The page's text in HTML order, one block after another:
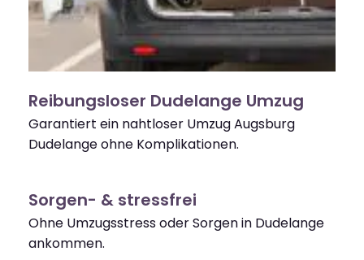
Reibungsloser Dudelange Umzug
Garantiert ein nahtloser Umzug Augsburg
Dudelange ohne Komplikationen.
Sorgen- & stressfrei
Ohne Umzugsstress oder Sorgen in Dudelange
ankommen.